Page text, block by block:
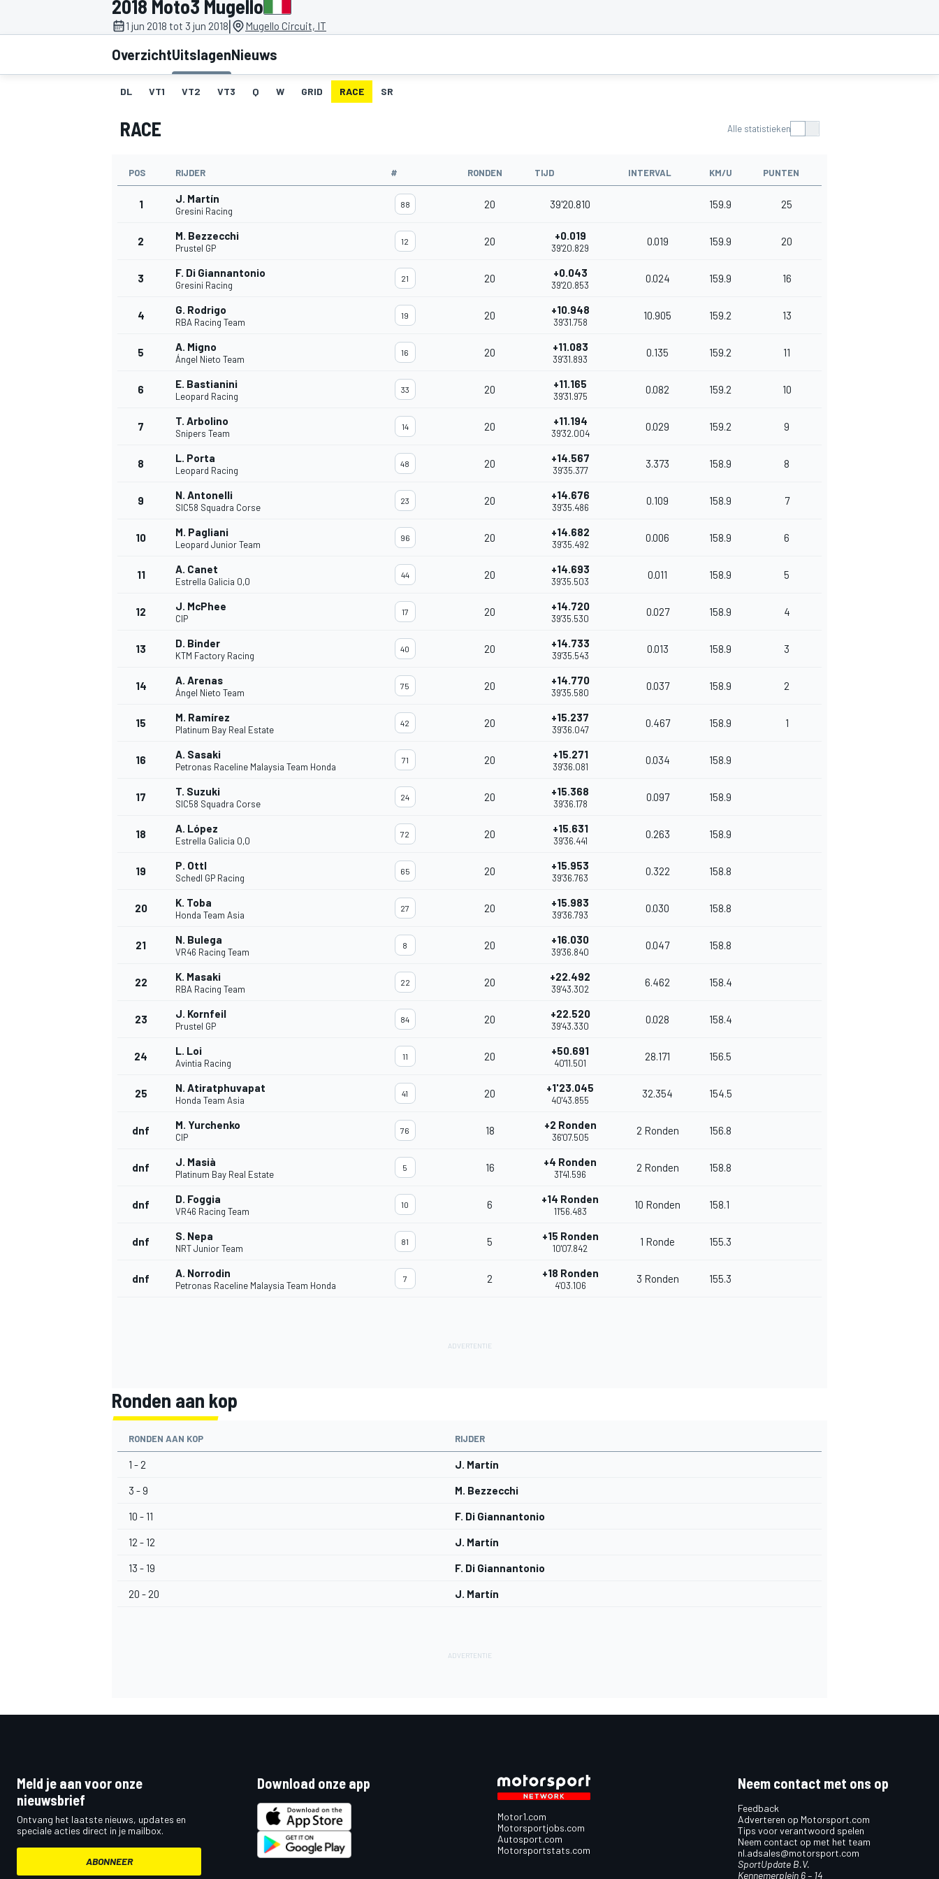
DTM
2018 Moto3 Mugello
1 jun 2018 tot 3 jun 2018| Mugello Circuit, IT
OverzichtUitslagenNieuws
DL VT1 VT2 VT3 Q W GRID RACE SR
RACE Alle statistieken
POS RIJDER # RONDEN TIJD INTERVAL KM/U PUNTEN
1 J. Martín
Gresini Racing
88 20 39'20.810 159.9 25
2 M. Bezzecchi
Prustel GP
12 20 +0.019
39'20.829
0.019 159.9 20
3 F. Di Giannantonio
Gresini Racing
21 20 +0.043
39'20.853
0.024 159.9 16
4 G. Rodrigo
RBA Racing Team
19 20 +10.948
39'31.758
10.905 159.2 13
5 A. Migno
Ángel Nieto Team
16 20 +11.083
39'31.893
0.135 159.2 11
6 E. Bastianini
Leopard Racing
33 20 +11.165
39'31.975
0.082 159.2 10
7 T. Arbolino
Snipers Team
14 20 +11.194
39'32.004
0.029 159.2 9
8 L. Porta
Leopard Racing
48 20 +14.567
39'35.377
3.373 158.9 8
9 N. Antonelli
SIC58 Squadra Corse
23 20 +14.676
39'35.486
0.109 158.9 7
10 M. Pagliani
Leopard Junior Team
96 20 +14.682
39'35.492
0.006 158.9 6
11 A. Canet
Estrella Galicia 0,0
44 20 +14.693
39'35.503
0.011 158.9 5
12 J. McPhee
CIP
17 20 +14.720
39'35.530
0.027 158.9 4
13 D. Binder
KTM Factory Racing
40 20 +14.733
39'35.543
0.013 158.9 3
14 A. Arenas
Ángel Nieto Team
75 20 +14.770
39'35.580
0.037 158.9 2
15 M. Ramírez
Platinum Bay Real Estate
42 20 +15.237
39'36.047
0.467 158.9 1
16 A. Sasaki
Petronas Raceline Malaysia Team Honda
71 20 +15.271
39'36.081
0.034 158.9
17 T. Suzuki
SIC58 Squadra Corse
24 20 +15.368
39'36.178
0.097 158.9
18 A. López
Estrella Galicia 0,0
72 20 +15.631
39'36.441
0.263 158.9
19 P. Ottl
Schedl GP Racing
65 20 +15.953
39'36.763
0.322 158.8
20 K. Toba
Honda Team Asia
27 20 +15.983
39'36.793
0.030 158.8
21 N. Bulega
VR46 Racing Team
8 20 +16.030
39'36.840
0.047 158.8
22 K. Masaki
RBA Racing Team
22 20 +22.492
39'43.302
6.462 158.4
23 J. Kornfeil
Prustel GP
84 20 +22.520
39'43.330
0.028 158.4
24 L. Loi
Avintia Racing
11 20 +50.691
40'11.501
28.171 156.5
25 N. Atiratphuvapat
Honda Team Asia
41 20 +1'23.045
40'43.855
32.354 154.5
dnf M. Yurchenko
CIP
76 18 +2 Ronden
36'07.505
2 Ronden 156.8
dnf J. Masià
Platinum Bay Real Estate
5 16 +4 Ronden
31'41.596
2 Ronden 158.8
dnf D. Foggia
VR46 Racing Team
10 6 +14 Ronden
11'56.483
10 Ronden 158.1
dnf S. Nepa
NRT Junior Team
81 5 +15 Ronden
10'07.842
1 Ronde 155.3
dnf A. Norrodin
Petronas Raceline Malaysia Team Honda
7 2 +18 Ronden
4'03.106
3 Ronden 155.3
Ronden aan kop
RONDEN AAN KOP RIJDER
1 - 2 J. Martín
3 - 9 M. Bezzecchi
10 - 11 F. Di Giannantonio
12 - 12 J. Martín
13 - 19 F. Di Giannantonio
20 - 20 J. Martín
Meld je aan voor onze
nieuwsbrief
Ontvang het laatste nieuws, updates en
speciale acties direct in je mailbox.
ABONNEER
Download onze app
Motor1.com
Motorsportjobs.com
Autosport.com
Motorsportstats.com
Neem contact met ons op
Feedback
Adverteren op Motorsport.com
Tips voor verantwoord spelen
Neem contact op met het team
nl.adsales@motorsport.com
SportUpdate B.V.
Kennemerplein 6 – 14